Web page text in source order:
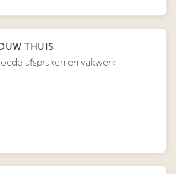
THUIS
afspraken en vakwerk